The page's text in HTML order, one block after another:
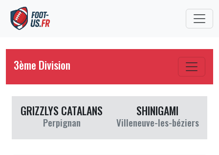
3ème Division
GRIZZLYS CATALANS
Perpignan
SHINIGAMI
Villeneuve-les-béziers